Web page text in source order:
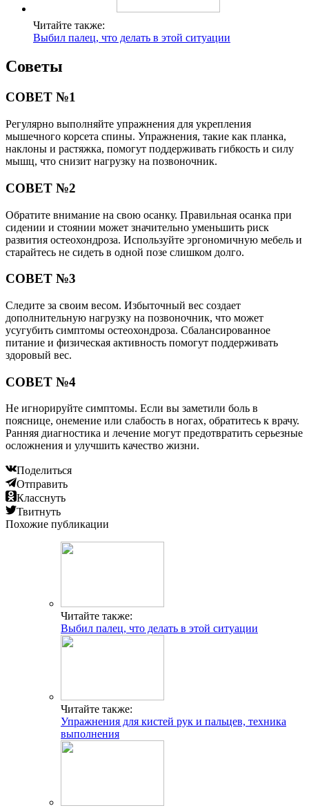
Читайте также:
Выбил палец, что делать в этой ситуации
Советы
СОВЕТ №1
Регулярно выполняйте упражнения для укрепления
мышечного корсета спины. Упражнения, такие как планка,
наклоны и растяжка, помогут поддерживать гибкость и силу
мышц, что снизит нагрузку на позвоночник.
СОВЕТ №2
Обратите внимание на свою осанку. Правильная осанка при
сидении и стоянии может значительно уменьшить риск
развития остеохондроза. Используйте эргономичную мебель и
старайтесь не сидеть в одной позе слишком долго.
СОВЕТ №3
Следите за своим весом. Избыточный вес создает
дополнительную нагрузку на позвоночник, что может
усугубить симптомы остеохондроза. Сбалансированное
питание и физическая активность помогут поддерживать
здоровый вес.
СОВЕТ №4
Не игнорируйте симптомы. Если вы заметили боль в
пояснице, онемение или слабость в ногах, обратитесь к врачу.
Ранняя диагностика и лечение могут предотвратить серьезные
осложнения и улучшить качество жизни.
Поделиться
Отправить
Класснуть
Твитнуть
Похожие публикации
Читайте также:
Выбил палец, что делать в этой ситуации
Читайте также:
Упражнения для кистей рук и пальцев, техника
выполнения